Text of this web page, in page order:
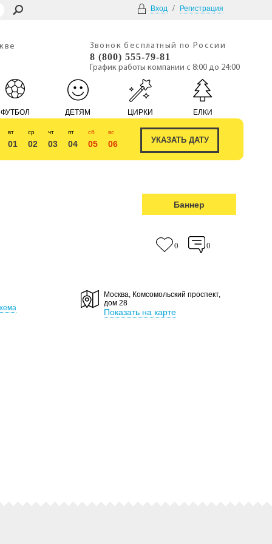
Вход / Регистрация
Звонок бесплатный по России
8 (800) 555-79-81
График работы компании с 8:00 до 24:00
ФУТБОЛ ДЕТЯМ ЦИРКИ ЕЛКИ
вт
01
ср
02
чт
03
пт
04
сб
05
вс
06
Баннер
0 0
Москва, Комсомольский проспект,
дом 28
Показать на карте